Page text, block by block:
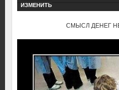
ИЗМЕНИТЬ
СМЫСЛ ДЕНЕГ НЕ